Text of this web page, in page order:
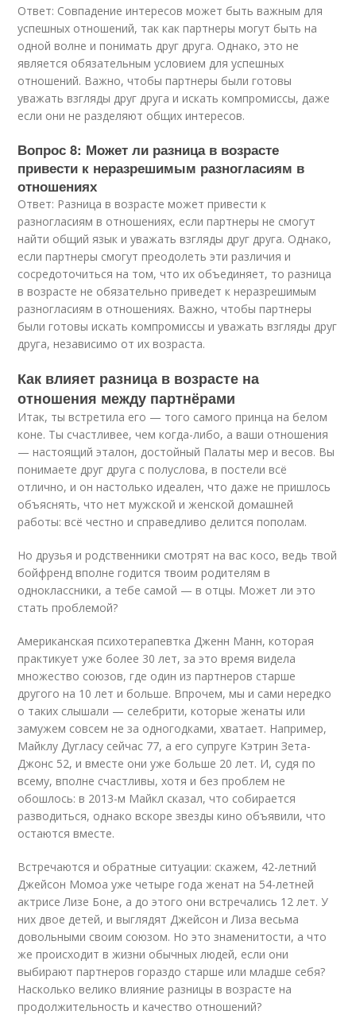
Ответ: Совпадение интересов может быть важным для
успешных отношений, так как партнеры могут быть на
одной волне и понимать друг друга. Однако, это не
является обязательным условием для успешных
отношений. Важно, чтобы партнеры были готовы
уважать взгляды друг друга и искать компромиссы, даже
если они не разделяют общих интересов.
Вопрос 8: Может ли разница в возрасте
привести к неразрешимым разногласиям в
отношениях
Ответ: Разница в возрасте может привести к
разногласиям в отношениях, если партнеры не смогут
найти общий язык и уважать взгляды друг друга. Однако,
если партнеры смогут преодолеть эти различия и
сосредоточиться на том, что их объединяет, то разница
в возрасте не обязательно приведет к неразрешимым
разногласиям в отношениях. Важно, чтобы партнеры
были готовы искать компромиссы и уважать взгляды друг
друга, независимо от их возраста.
Как влияет разница в возрасте на
отношения между партнёрами
Итак, ты встретила его — того самого принца на белом
коне. Ты счастливее, чем когда-либо, а ваши отношения
— настоящий эталон, достойный Палаты мер и весов. Вы
понимаете друг друга с полуслова, в постели всё
отлично, и он настолько идеален, что даже не пришлось
объяснять, что нет мужской и женской домашней
работы: всё честно и справедливо делится пополам.
Но друзья и родственники смотрят на вас косо, ведь твой
бойфренд вполне годится твоим родителям в
одноклассники, а тебе самой — в отцы. Может ли это
стать проблемой?
Американская психотерапевтка Дженн Манн, которая
практикует уже более 30 лет, за это время видела
множество союзов, где один из партнеров старше
другого на 10 лет и больше. Впрочем, мы и сами нередко
о таких слышали — селебрити, которые женаты или
замужем совсем не за одногодками, хватает. Например,
Майклу Дугласу сейчас 77, а его супруге Кэтрин Зета-
Джонс 52, и вместе они уже больше 20 лет. И, судя по
всему, вполне счастливы, хотя и без проблем не
обошлось: в 2013-м Майкл сказал, что собирается
разводиться, однако вскоре звезды кино объявили, что
остаются вместе.
Встречаются и обратные ситуации: скажем, 42-летний
Джейсон Момоа уже четыре года женат на 54-летней
актрисе Лизе Боне, а до этого они встречались 12 лет. У
них двое детей, и выглядят Джейсон и Лиза весьма
довольными своим союзом. Но это знаменитости, а что
же происходит в жизни обычных людей, если они
выбирают партнеров гораздо старше или младше себя?
Насколько велико влияние разницы в возрасте на
продолжительность и качество отношений?